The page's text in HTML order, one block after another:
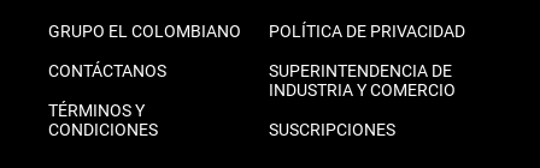
GRUPO EL COLOMBIANO
CONTÁCTANOS
TÉRMINOS Y
CONDICIONES
POLÍTICA DE PRIVACIDAD
SUPERINTENDENCIA DE
INDUSTRIA Y COMERCIO
SUSCRIPCIONES